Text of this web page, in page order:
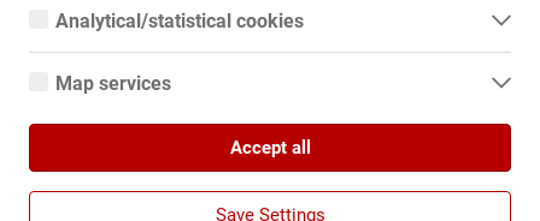
function properly without these cookies.
Analytical/statistical cookies
Analytical or statistical cookies are cookies that are used to
They help website owners understand how visitors interact with
We use Google Analytics, which sets third-party cookies. More
Map services
When you use Google Maps on our website, information about
your use of this site and your IP address may be transmitted to
and stored on a server in the United States.
Save Settings
Accept all
Afișaţi toate informațiile
Cea mai bună ofertă de închiriere săptămânală pentru doamne noi
Apartamente de top cu programări - camere disponibile!